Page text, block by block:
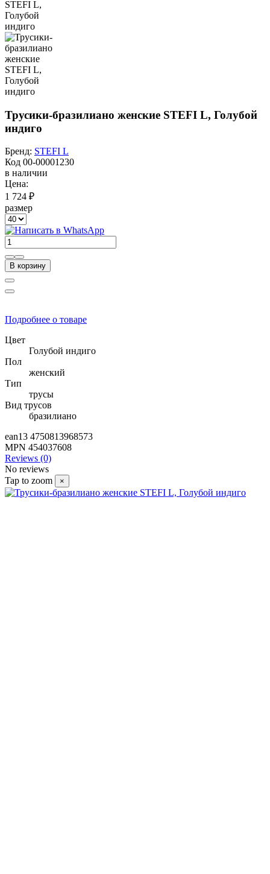
Трусики-бразилиано женские STEFI L, Голубой
индиго
Бренд: STEFI L
Код 00-00001230
в наличии
Цена:
1 724 ₽
размер
В корзину
Подробнее о товаре
Цвет
Голубой индиго
Пол
женский
Тип
трусы
Вид трусов
бразилиано
ean13 4750813968573
MPN 454037608
Reviews (0)
No reviews
Tap to zoom
×